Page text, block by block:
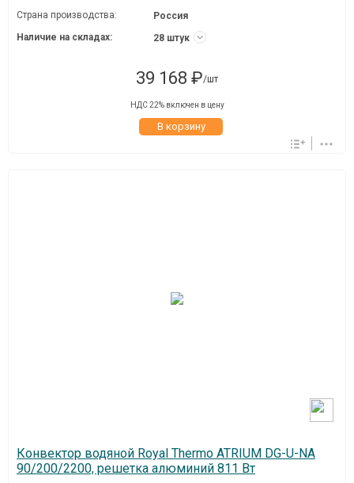
Страна производства:
Россия
Наличие на складах:
28 штук
39 168 ₽/шт
НДС 22% включен в цену
В корзину
Конвектор водяной Royal Thermo ATRIUM DG-U-NA
90/200/2200, решетка алюминий 811 Вт